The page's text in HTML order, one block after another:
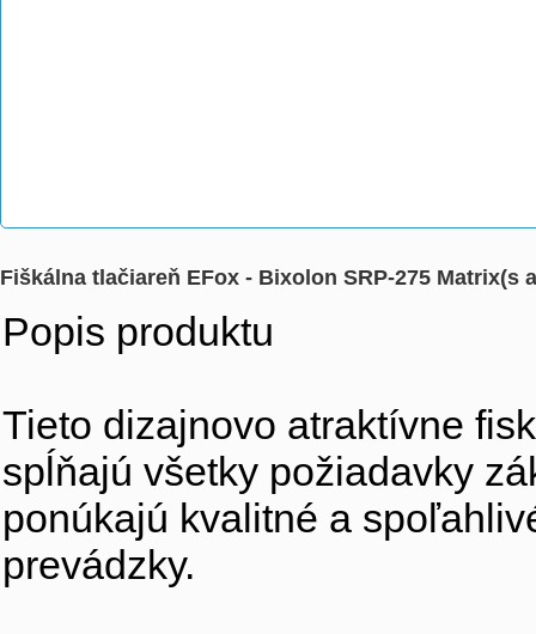
Fiškálna tlačiareň EFox - Bixolon SRP-275 Matrix(s
Popis produktu
Tieto dizajnovo atraktívne
spĺňajú všetky požiadavky
ponúkajú kvalitné a
prevádzky.